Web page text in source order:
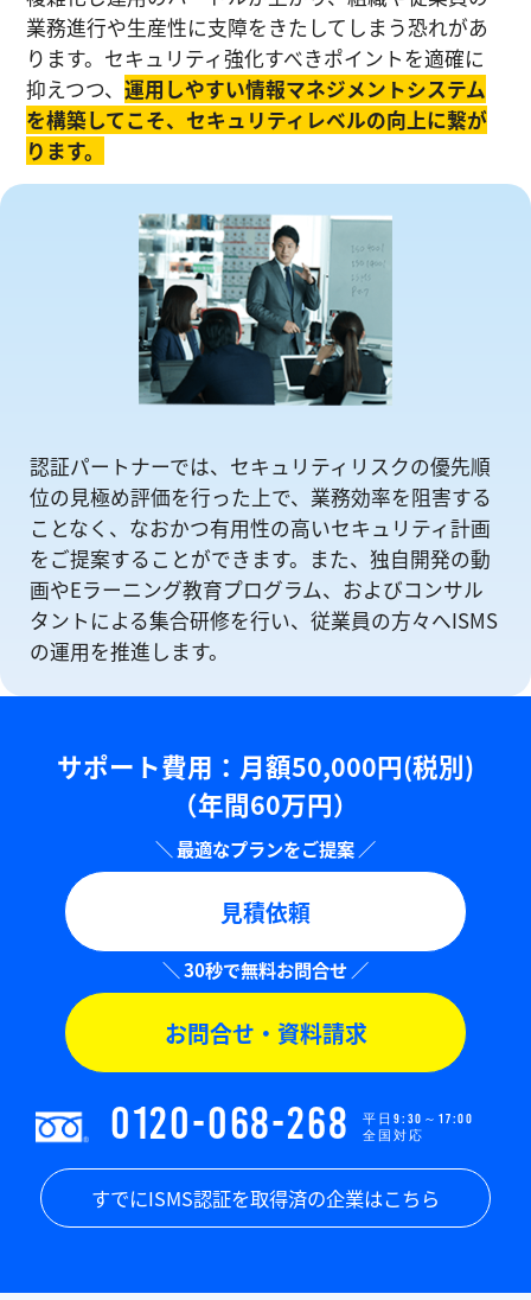
業務進⾏や生産性に⽀障をきたしてしまう恐れがあ
ります。セキュリティ強化すべきポイントを適確に
抑えつつ、運⽤しやすい情報マネジメントシステム
を構築してこそ、セキュリティレベルの向上に繋が
ります。
認証パートナーでは、セキュリティリスクの優先順
位の⾒極め評価を⾏った上で、業務効率を阻害する
ことなく、なおかつ有⽤性の⾼いセキュリティ計画
をご提案することができます。また、独自開発の動
画やEラーニング教育プログラム、およびコンサル
タントによる集合研修を⾏い、従業員の方々へISMS
の運⽤を推進します。
サポート費用：⽉額50,000円(税別)
（年間60万円）
見積依頼
お問合せ・資料請求
0120-068-268
平日9:30～17:00
全国対応
すでにISMS認証を取得済の企業はこちら